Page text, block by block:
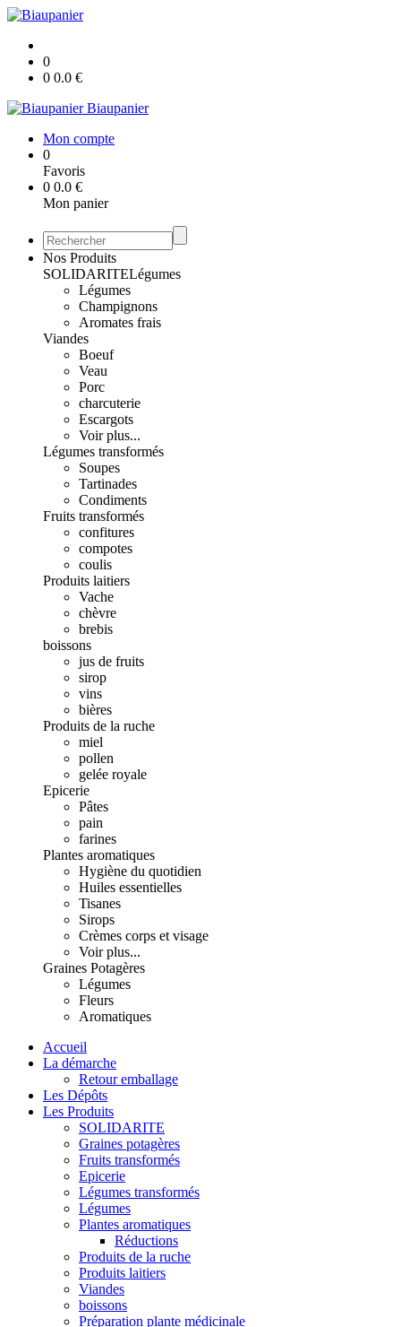
0
0 0.0 €
Biaupanier
Mon compte
0
Favoris
0 0.0 €
Mon panier
Nos Produits
SOLIDARITELégumes
Légumes
Champignons
Aromates frais
Viandes
Boeuf
Veau
Porc
charcuterie
Escargots
Voir plus...
Légumes transformés
Soupes
Tartinades
Condiments
Fruits transformés
confitures
compotes
coulis
Produits laitiers
Vache
chèvre
brebis
boissons
jus de fruits
sirop
vins
bières
Produits de la ruche
miel
pollen
gelée royale
Epicerie
Pâtes
pain
farines
Plantes aromatiques
Hygiène du quotidien
Huiles essentielles
Tisanes
Sirops
Crèmes corps et visage
Voir plus...
Graines Potagères
Légumes
Fleurs
Aromatiques
Accueil
La démarche
Retour emballage
Les Dépôts
Les Produits
SOLIDARITE
Graines potagères
Fruits transformés
Epicerie
Légumes transformés
Légumes
Plantes aromatiques
Réductions
Produits de la ruche
Produits laitiers
Viandes
boissons
Préparation plante médicinale